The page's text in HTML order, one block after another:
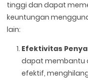
tinggi dan dapat
keuntungan
lain:
Efektivitas
dapat membantu
efektif,